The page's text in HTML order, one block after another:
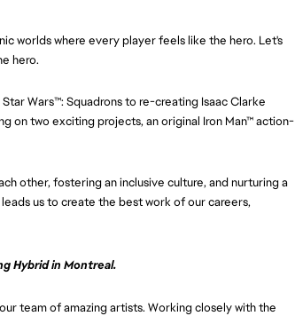
worlds where every player feels like the hero. Let's
hero.
Wars™: Squadrons to re-creating Isaac Clarke
on two exciting projects, an original Iron Man™ action-
other, fostering an inclusive culture, and nurturing a
us to create the best work of our careers,
Hybrid in Montreal.
team of amazing artists. Working closely with the